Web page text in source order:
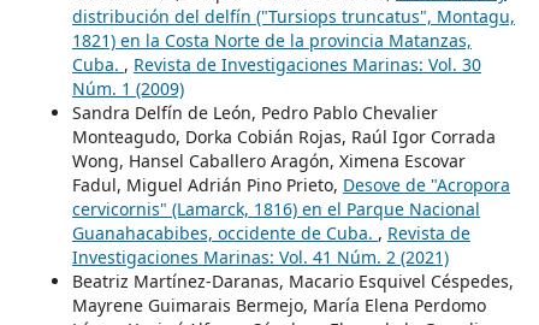
distribución del delfín ("Tursiops truncatus", Montagu,
1821) en la Costa Norte de la provincia Matanzas,
Cuba. , Revista de Investigaciones Marinas: Vol. 30
Núm. 1 (2009)
Sandra Delfín de León, Pedro Pablo Chevalier
Monteagudo, Dorka Cobián Rojas, Raúl Igor Corrada
Wong, Hansel Caballero Aragón, Ximena Escovar
Fadul, Miguel Adrián Pino Prieto, Desove de "Acropora
cervicornis" (Lamarck, 1816) en el Parque Nacional
Guanahacabibes, occidente de Cuba. , Revista de
Investigaciones Marinas: Vol. 41 Núm. 2 (2021)
Beatriz Martínez-Daranas, Macario Esquivel Céspedes,
Mayrene Guimarais Bermejo, María Elena Perdomo